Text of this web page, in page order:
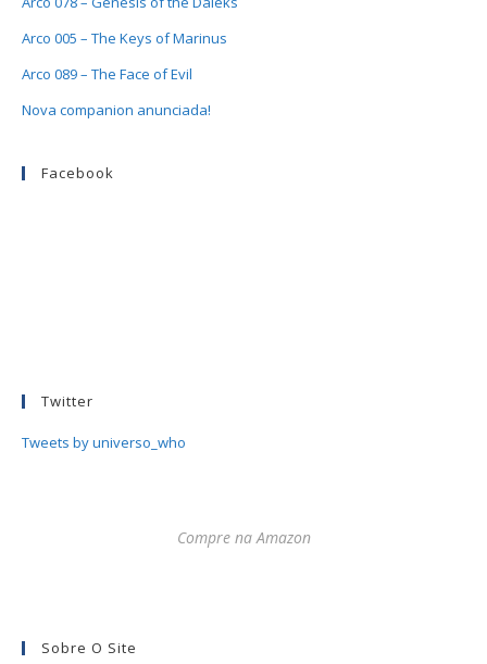
Arco 005 – The Keys of Marinus
Arco 089 – The Face of Evil
Nova companion anunciada!
Facebook
Twitter
Tweets by universo_who
Compre na Amazon
Sobre O Site